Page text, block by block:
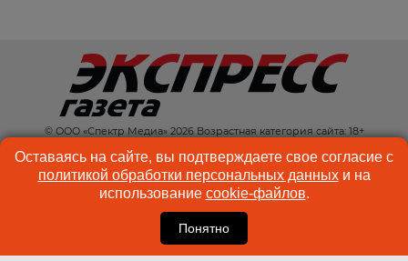
© ООО «Спектр Медиа» 2026 Возрастная категория сайта: 18+
КОНТАКТЫ
РЕКЛАМА
КУКИ-ФАЙЛЫ
ПОЛЬЗОВАТЕЛЬСКОЕ
СОГЛАШЕНИЕ
Оставаясь на сайте, вы подтверждаете свое согласие с
политикой обработки персональных данныхи на
использование cookie-файлов.
Понятно